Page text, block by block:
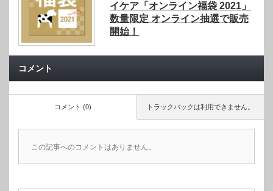
イケア「オンライン福袋 2021」
数量限定 オンライン抽選で販売
開始！
コメント
トラックバックは利用できません。
コメント (0)
この記事へのコメントはありません。